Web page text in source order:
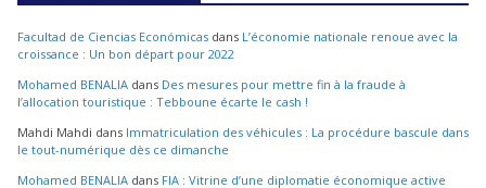
Facultad de Ciencias Económicas dans L’économie nationale renoue avec la
croissance : Un bon départ pour 2022
Mohamed BENALIA dans Des mesures pour mettre fin à la fraude à
l’allocation touristique : Tebboune écarte le cash !
Mahdi Mahdi dans Immatriculation des véhicules : La procédure bascule dans
le tout-numérique dès ce dimanche
Mohamed BENALIA dans FIA : Vitrine d’une diplomatie économique active